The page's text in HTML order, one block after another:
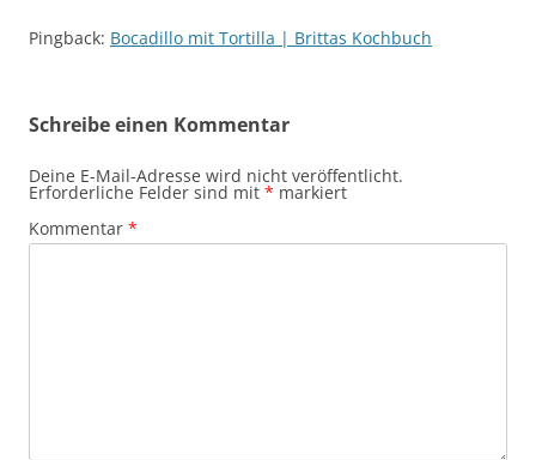
Pingback: Bocadillo mit Tortilla | Brittas Kochbuch
Schreibe einen Kommentar
Deine E-Mail-Adresse wird nicht veröffentlicht.
Erforderliche Felder sind mit * markiert
Kommentar *